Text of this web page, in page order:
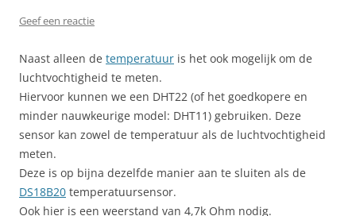
Geef een reactie
Naast alleen de temperatuur is het ook mogelijk om de
luchtvochtigheid te meten.
Hiervoor kunnen we een DHT22 (of het goedkopere en
minder nauwkeurige model: DHT11) gebruiken. Deze
sensor kan zowel de temperatuur als de luchtvochtigheid
meten.
Deze is op bijna dezelfde manier aan te sluiten als de
DS18B20 temperatuursensor.
Ook hier is een weerstand van 4,7k Ohm nodig.